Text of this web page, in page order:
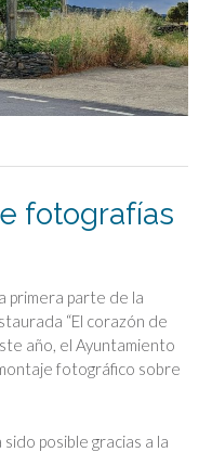
fotografías
primera parte de la
“El corazón de
año, el Ayuntamiento
fotográfico sobre
posible gracias a la